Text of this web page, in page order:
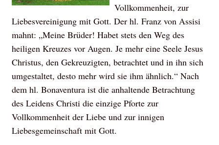
Vollkommenheit, zur
Liebesvereinigung mit Gott. Der hl. Franz von Assisi
mahnt: „Meine Brüder! Habet stets den Weg des
heiligen Kreuzes vor Augen. Je mehr eine Seele Jesus
Christus, den Gekreuzigten, betrachtet und in ihn sich
umgestaltet, desto mehr wird sie ihm ähnlich.“ Nach
dem hl. Bonaventura ist die anhaltende Betrachtung
des Leidens Christi die einzige Pforte zur
Vollkommenheit der Liebe und zur innigen
Liebesgemeinschaft mit Gott.